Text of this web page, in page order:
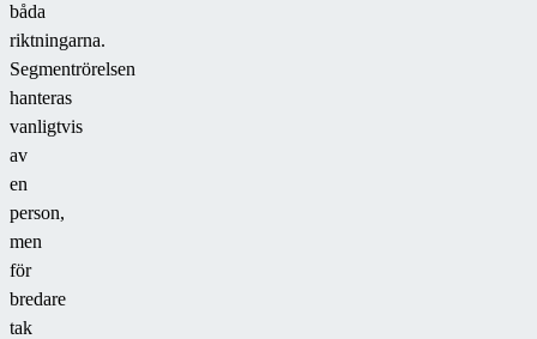
båda
riktningarna.
Segmentrörelsen
hanteras
vanligtvis
av
en
person,
men
för
bredare
tak